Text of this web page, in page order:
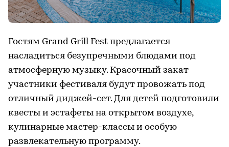
Гостям Grand Grill Fest предлагается
насладиться безупречными блюдами под
атмосферную музыку. Красочный закат
участники фестиваля будут провожать под
отличный диджей-сет. Для детей подготовили
квесты и эстафеты на открытом воздухе,
кулинарные мастер-классы и особую
развлекательную программу.